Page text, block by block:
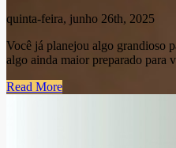
quinta-feira, junho 26th, 2025
Você já planejou algo grandioso
algo ainda maior preparado para
Read More